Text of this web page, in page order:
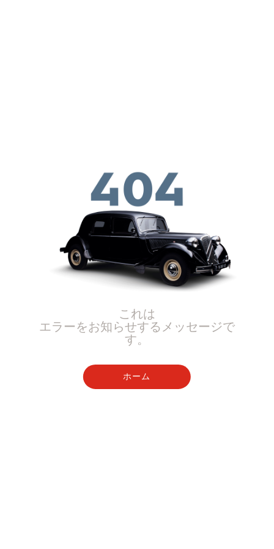
これは
エラーをお知らせするメッセージで
す。
ホーム